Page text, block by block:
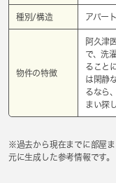
種別/構造 アパー
物件の特徴
阿久津
で、洗
ること
は閑静
るなら
まい探
※過去から現在までに部屋
元に生成した参考情報です。